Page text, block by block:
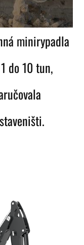
minirypadla
do 10 tun,